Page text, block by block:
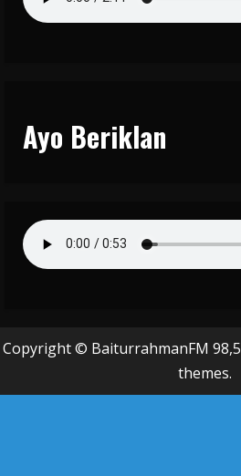
Ayo Beriklan
Copyright © BaiturrahmanFM
themes.